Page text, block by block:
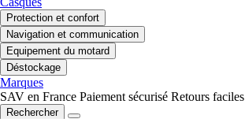
Protection et confort
Navigation et communication
Equipement du motard
Déstockage
Marques
SAV en France Paiement sécurisé Retours faciles
Rechercher